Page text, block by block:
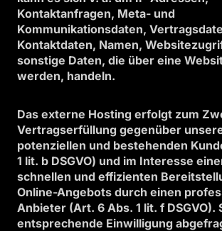
Kontaktanfragen, Meta- und
Kommunikationsdaten,
Kontaktdaten, Namen,
sonstige Daten, die über eine
werden, handeln.
Das externe Hosting erfolgt zum
Vertragserfüllung gegenüber
potenziellen und bestehenden
1 lit. b DSGVO) und im Interesse
schnellen und effizienten
Online-Angebots durch einen
Anbieter (Art. 6 Abs. 1 lit. f DSGVO).
entsprechende Einwilligung